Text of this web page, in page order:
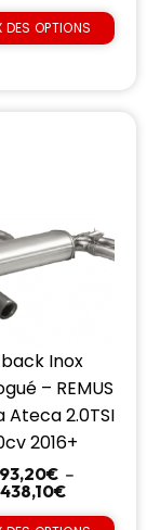
DES OPTIONS
Inox
– REMUS
Ateca 2.0TSI
2016+
€ –
€